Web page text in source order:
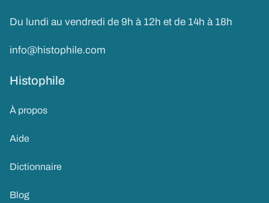
Du lundi au vendredi de 9h à 12h et de 14h à 18h
info@histophile.com
Histophile
À propos
Aide
Dictionnaire
Blog